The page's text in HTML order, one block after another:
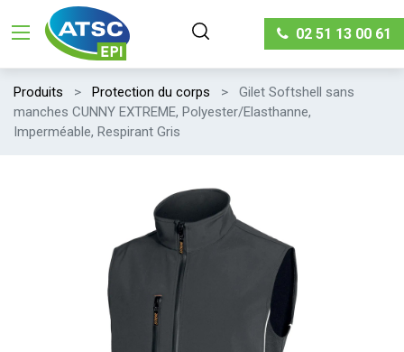
02 51 13 00 61
Produits Protection du corps
Gilet Softshell sans
manches CUNNY EXTREME, Polyester/Elasthanne,
Imperméable, Respirant Gris